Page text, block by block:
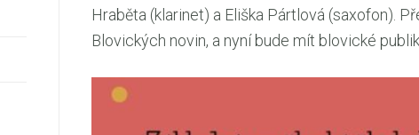
Hraběta (klarinet) a Eliška Pártlová (saxofon).
Blovických novin, a nyní bude mít blovické